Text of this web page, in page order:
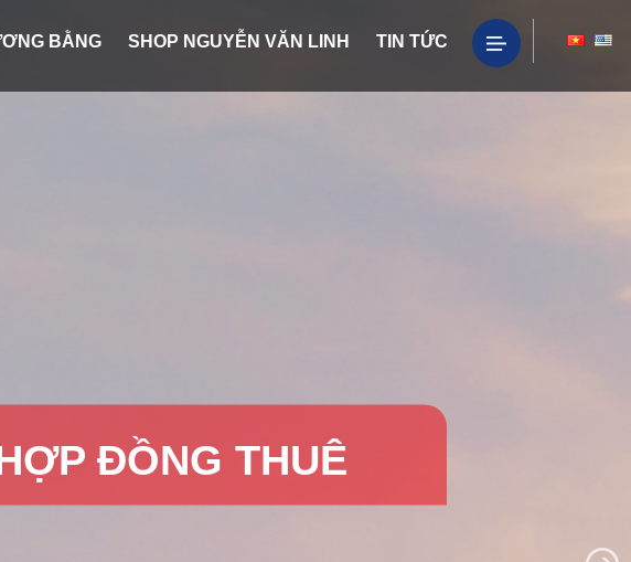
BẰNG SHOP NGUYỄN VĂN LINH TIN TỨC
THÁNG 8/2023